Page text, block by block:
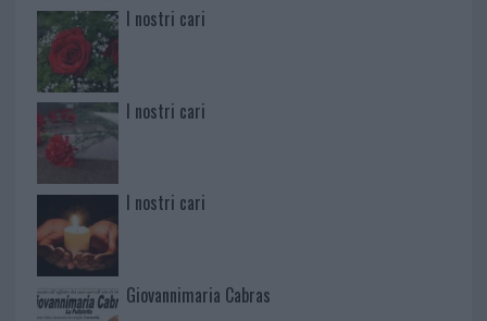
I nostri cari
I nostri cari
I nostri cari
Giovannimaria Cabras